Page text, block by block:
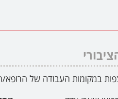
במקומות העבודה של הרופא/